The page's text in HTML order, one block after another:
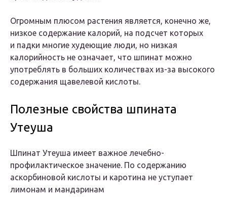
Огромным плюсом растения является, конечно же,
низкое содержание калорий, на подсчет которых
и падки многие худеющие люди, но низкая
калорийность не означает, что шпинат можно
употреблять в больших количествах из-за высокого
содержания щавелевой кислоты.
Полезные свойства шпината
Утеуша
Шпинат Утеуша имеет важное лечебно-
профилактическое значение. По содержанию
аскорбиновой кислоты и каротина не уступает
лимонам и мандаринам